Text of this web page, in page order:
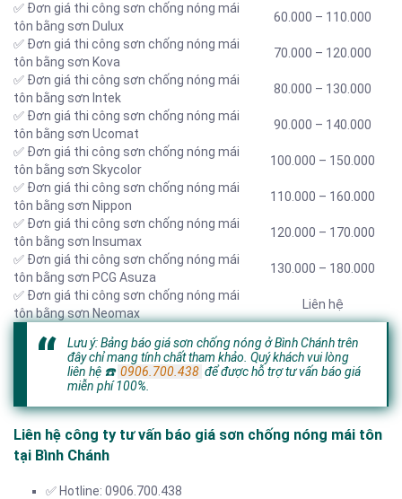
✅ Đơn giá thi công sơn chống nóng mái
tôn bằng sơn Dulux
60.000 – 110.000
✅ Đơn giá thi công sơn chống nóng mái
tôn bằng sơn Kova
70.000 – 120.000
✅ Đơn giá thi công sơn chống nóng mái
tôn bằng sơn Intek
80.000 – 130.000
✅ Đơn giá thi công sơn chống nóng mái
tôn bằng sơn Ucomat
90.000 – 140.000
✅ Đơn giá thi công sơn chống nóng mái
tôn bằng sơn Skycolor
100.000 – 150.000
✅ Đơn giá thi công sơn chống nóng mái
tôn bằng sơn Nippon
110.000 – 160.000
✅ Đơn giá thi công sơn chống nóng mái
tôn bằng sơn Insumax
120.000 – 170.000
✅ Đơn giá thi công sơn chống nóng mái
tôn bằng sơn PCG Asuza
130.000 – 180.000
✅ Đơn giá thi công sơn chống nóng mái
tôn bằng sơn Neomax
Liên hệ
Lưu ý: Bảng báo giá sơn chống nóng ở Bình Chánh trên
đây chỉ mang tính chất tham khảo. Quý khách vui lòng
liên hệ ☎️ 0906.700.438 để được hỗ trợ tư vấn báo giá
miễn phí 100%.
Liên hệ công ty tư vấn báo giá sơn chống nóng mái tôn
tại Bình Chánh
✅ Hotline: 0906.700.438